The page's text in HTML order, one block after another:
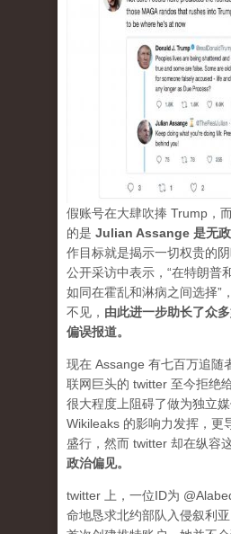
假账号在大肆吹捧 Trump，
的是 Julian Assange 是无
作目标就是揭示一切权贵的
公开采访中表示，“在特朗普
如同在霍乱和淋病之间选择”
不见， 由此进一步助长了众
偏误报道。
现在 Assange 有七百万追随
联网巨头的 twitter 至今拒绝
很大程度上阻碍了做为独立
Wikileaks 的影响力发挥，更
盛行，然而 twitter 却在纵容
政治偏见。
twitter 上，一位ID为
命地恳求北约部队入侵叙利